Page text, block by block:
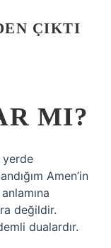
ÇIKTI
MI?
yerde
Amen’in
değildir.
dualardır.